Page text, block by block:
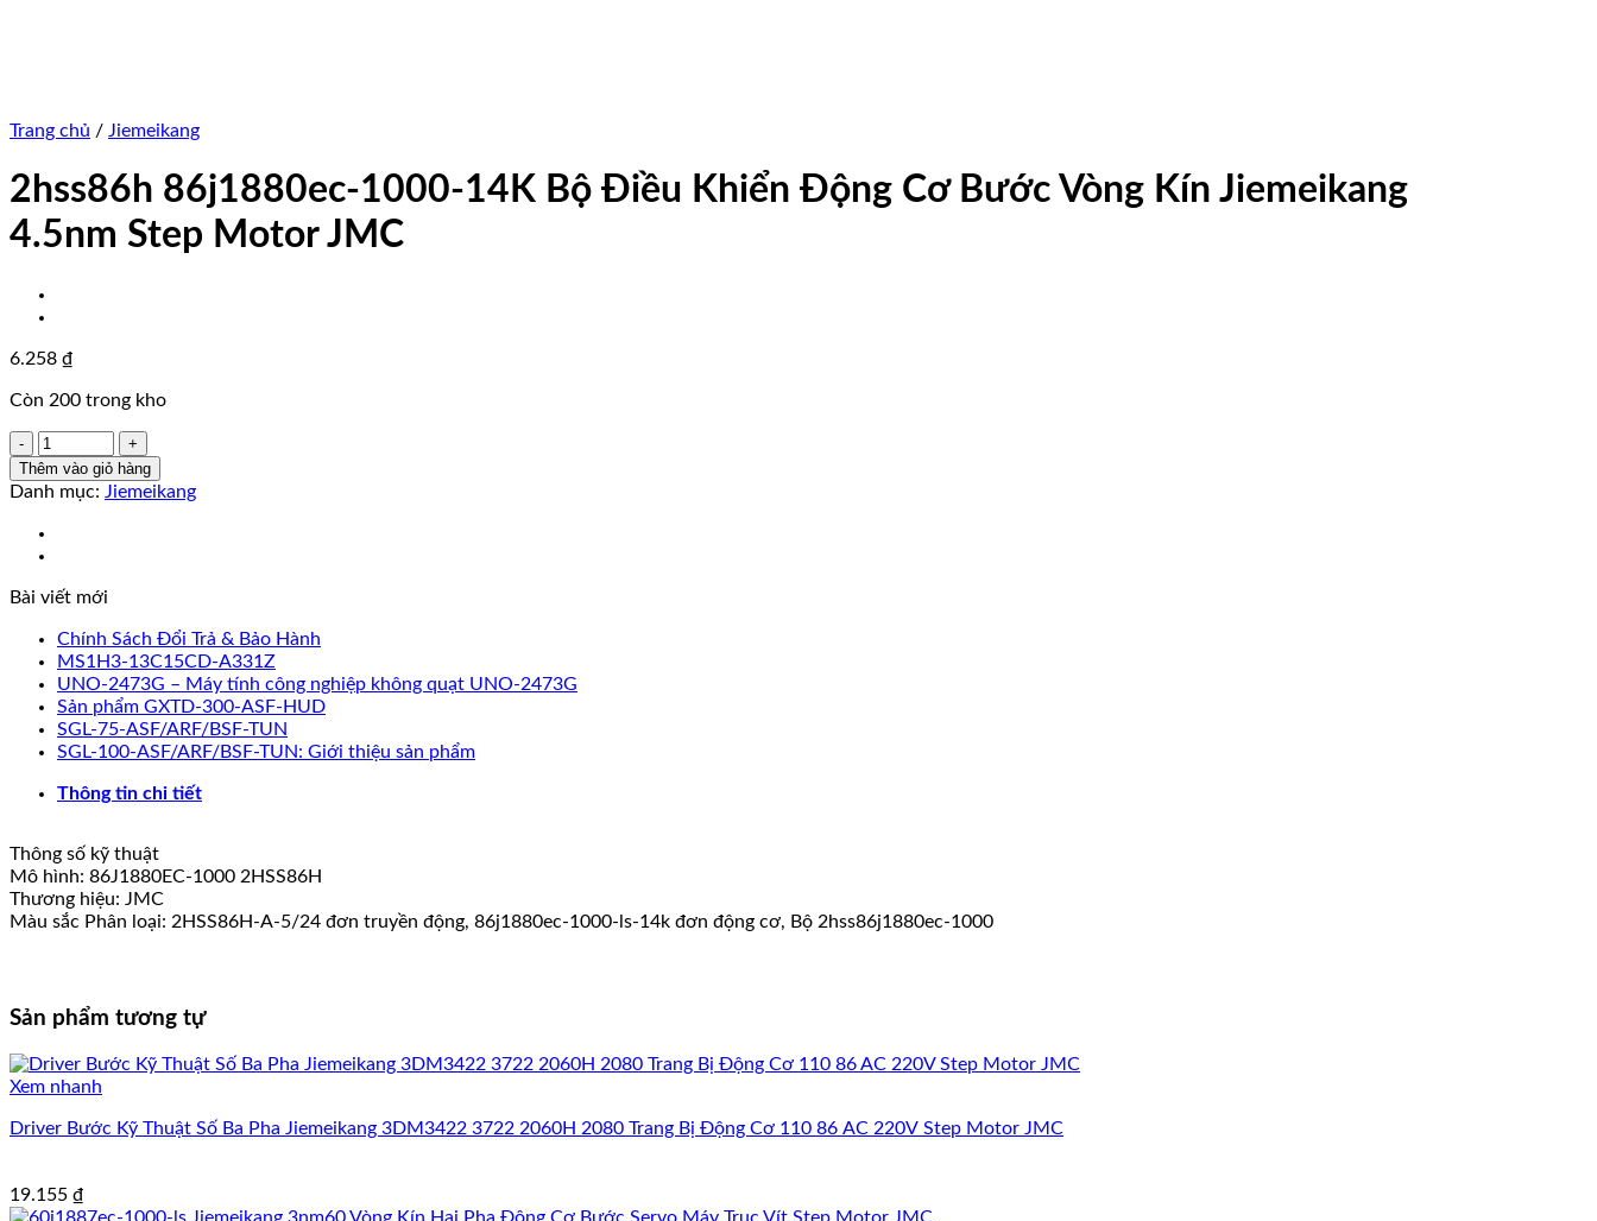
Trang chủ / Jiemeikang
2hss86h 86j1880ec-1000-14K Bộ Điều Khiển Động Cơ Bước Vòng Kín Jiemeikang
4.5nm Step Motor JMC
6.258 ₫
Còn 200 trong kho
2hss86h
86j1880ec-
1000-
Bộ
Điều
Động
Bước
Vòng
Kín
Jiemeikang
4.5nm
Step
JMC
lượng
Thêm vào giỏ hàng
Danh mục: Jiemeikang
Bài viết mới
Chính Sách Đổi Trả & Bảo Hành
MS1H3-13C15CD-A331Z
UNO-2473G – Máy tính công nghiệp không quạt UNO-2473G
Sản phẩm GXTD-300-ASF-HUD
SGL-75-ASF/ARF/BSF-TUN
SGL-100-ASF/ARF/BSF-TUN: Giới thiệu sản phẩm
Thông tin chi tiết
Thông số kỹ thuật
Mô hình: 86J1880EC-1000 2HSS86H
Thương hiệu: JMC
Màu sắc Phân loại: 2HSS86H-A-5/24 đơn truyền động, 86j1880ec-1000-ls-14k đơn động cơ, Bộ 2hss86j1880ec-1000
Sản phẩm tương tự
Xem nhanh
Driver Bước Kỹ Thuật Số Ba Pha Jiemeikang 3DM3422 3722 2060H 2080 Trang Bị Động Cơ 110 86 AC 220V Step Motor JMC
19.155 ₫